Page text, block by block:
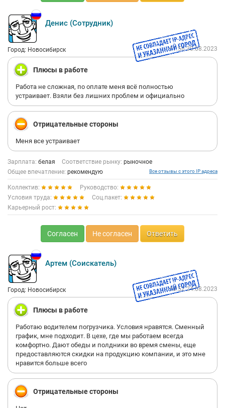
Денис (Сотрудник)
Город: Новосибирск 11:56 30.08.2023
Плюсы в работе
Работа не сложная, по оплате меня всё полностью
устраивает. Взяли без лишних проблем и официально
Отрицательные стороны
Меня все устраивает
Зарплата: белая Соответствие рынку: рыночное
Общее впечатление: рекомендую Все отзывы с этого IP адреса
Коллектив:
Руководство:
Условия труда:
Соц.пакет:
Карьерный рост:
Согласен Не согласен Ответить
Артем (Соискатель)
Город: Новосибирск 10:52 24.08.2023
Плюсы в работе
Работаю водителем погрузчика. Условия нравятся. Сменный
график, мне подходит. В цехе, где мы работаем всегда
комфортно. Дают обеды и полдники во время смены, еще
предоставляются скидки на продукцию компании, и это мне
нравится больше всего
Отрицательные стороны